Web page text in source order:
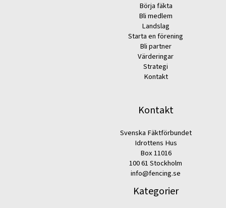
Börja fäkta
Bli medlem
Landslag
Starta en förening
Bli partner
Värderingar
Strategi
Kontakt
Kontakt
Svenska Fäktförbundet
Idrottens Hus
Box 11016
100 61 Stockholm
info@fencing.se
Kategorier